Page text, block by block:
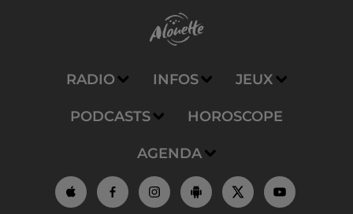
RADIO INFOS JEUX
PODCASTS HOROSCOPE
AGENDA